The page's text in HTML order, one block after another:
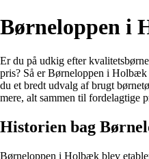
Børneloppen i
Er du på udkig efter
pris? Så er Børneloppen i
du et bredt udvalg af brugt
mere, alt sammen til fordelagtige
Historien bag
Børneloppen i Holbæk blev